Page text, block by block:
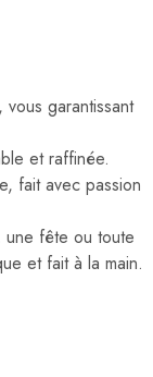
garantissant
et raffinée.
fait avec passion
une fête ou toute
et fait à la main.